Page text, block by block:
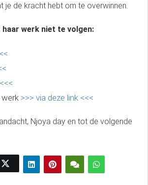
je de kracht hebt om te overwinnen.
werk niet te volgen:
>>> via deze link <<<
Njoya day en tot de volgende